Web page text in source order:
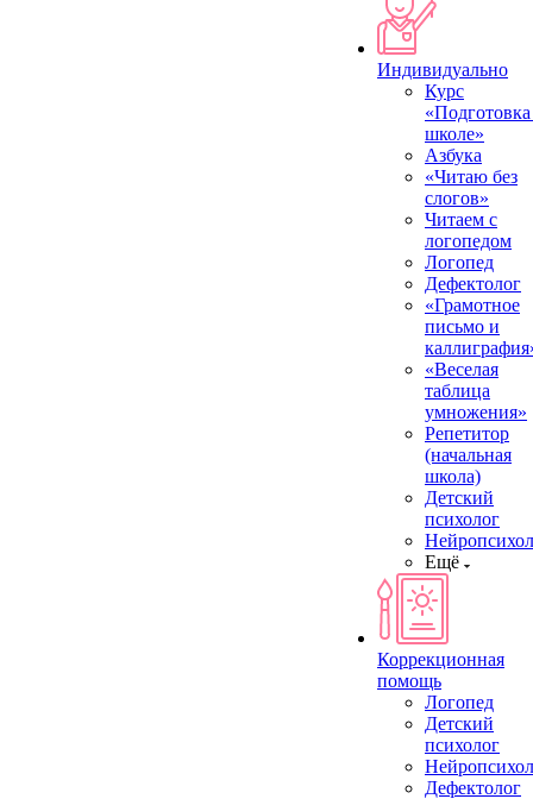
Индивидуально
Курс
школе»
Азбука
«Читаю без
слогов»
Читаем с
логопедом
Логопед
Дефектолог
«Грамотное
письмо и
«Веселая
таблица
умножения»
Репетитор
(начальная
школа)
Детский
психолог
Ещё
Коррекционная
помощь
Логопед
Детский
психолог
Дефектолог